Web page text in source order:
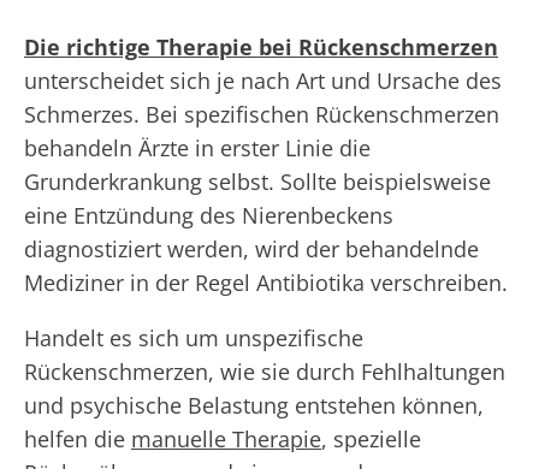
Die richtige Therapie bei Rückenschmerzen
unterscheidet sich je nach Art und Ursache des
Schmerzes. Bei spezifischen Rückenschmerzen
behandeln Ärzte in erster Linie die
Grunderkrankung selbst. Sollte beispielsweise
eine Entzündung des Nierenbeckens
diagnostiziert werden, wird der behandelnde
Mediziner in der Regel Antibiotika verschreiben.
Handelt es sich um unspezifische
Rückenschmerzen, wie sie durch Fehlhaltungen
und psychische Belastung entstehen können,
helfen die manuelle Therapie, spezielle